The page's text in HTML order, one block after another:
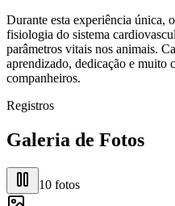
Durante esta experiência única,
fisiologia do sistema
parâmetros vitais nos animais.
aprendizado, dedicação e muito
companheiros.
Registros
Galeria de Fotos
10 fotos